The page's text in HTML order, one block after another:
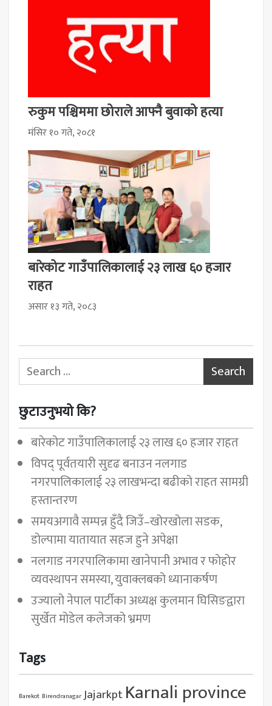
रुकुम पश्चिममा छोराले आफ्नै बुवाको हत्या
मंसिर १० गते, २०८१
बारेकोट गाउँपालिकालाई २३ लाख ६० हजार
राहत
असार १३ गते, २०८३
Search for:
छुटाउनुभयो कि?
बारेकोट गाउँपालिकालाई २३ लाख ६० हजार राहत
विपद् पूर्वतयारी सुदृढ बनाउन नलगाड
नगरपालिकालाई २३ लाखभन्दा बढीको राहत सामग्री
हस्तान्तरण
समयअगावै सम्पन्न हुँदै जिउँ–खोरखोला सडक,
डोल्पामा यातायात सहज हुने अपेक्षा
नलगाड नगरपालिकामा खानेपानी अभाव र फोहोर
व्यवस्थापन समस्या, युवाक्लबको ध्यानाकर्षण
उज्यालो नेपाल पार्टीका अध्यक्ष कुलमान घिसिङद्वारा
सुर्खेत मोडेल कलेजको भ्रमण
Tags
Barekot Birendranagar JajarkptKarnali province